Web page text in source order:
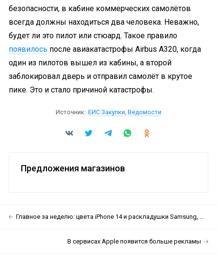
безопасности, в кабине коммерческих самолётов
всегда должны находиться два человека. Неважно,
будет ли это пилот или стюард. Такое правило
появилось после авиакатастрофы Airbus A320, когда
один из пилотов вышел из кабины, а второй
заблокировал дверь и отправил самолёт в крутое
пике. Это и стало причиной катастрофы.
Источник: ЕИС Закупки, Ведомости
Предложения магазинов
Главное за неделю: цвета iPhone 14 и раскладушки Samsung, Moto и Xiaomi
В сервисах Apple появится больше рекламы